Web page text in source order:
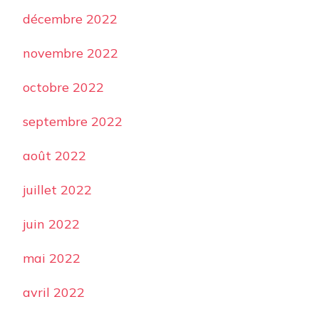
décembre 2022
novembre 2022
octobre 2022
septembre 2022
août 2022
juillet 2022
juin 2022
mai 2022
avril 2022